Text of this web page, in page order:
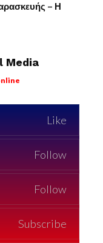
– Η
Media
Like
Follow
Follow
Subscribe